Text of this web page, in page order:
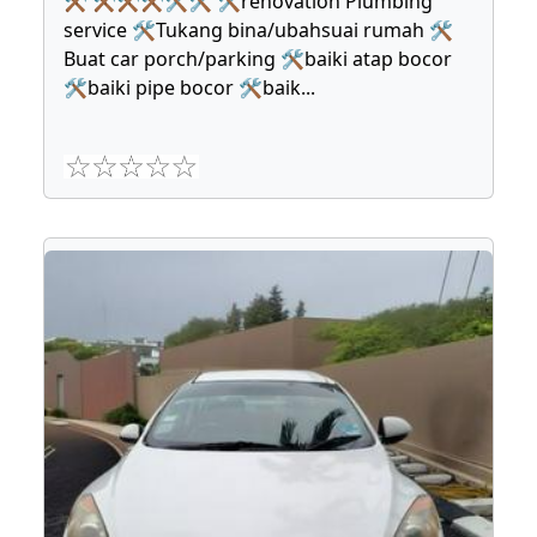
service 🛠Tukang bina/ubahsuai rumah 🛠
Buat car porch/parking 🛠baiki atap bocor
🛠baiki pipe bocor 🛠baik...